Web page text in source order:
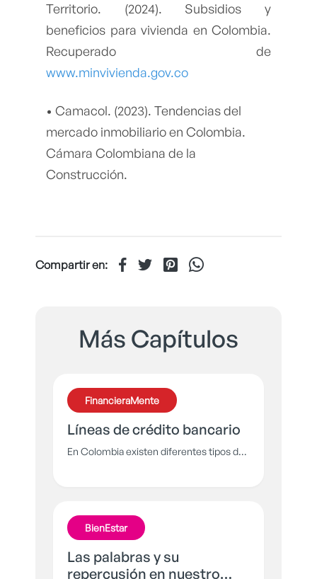
Territorio. (2024). Subsidios y
beneficios para vivienda en Colombia.
Recuperado de
www.minvivienda.gov.co
• Camacol. (2023). Tendencias del
mercado inmobiliario en Colombia.
Cámara Colombiana de la
Construcción.
Compartir en:
Más Capítulos
FinancieraMente
Líneas de crédito bancario
En Colombia existen diferentes tipos de
aquí te contamos cuáles son y cuál es el
ideal para ti.
BienEstar
Las palabras y su
repercusión en nuestro